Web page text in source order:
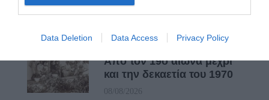
Data Deletion Data Access Privacy Policy
Φωτογραφίες-κειμήλια από
Από τον 19ο αιώνα μέχρι
και την δεκαετία του 1970
08/08/2026